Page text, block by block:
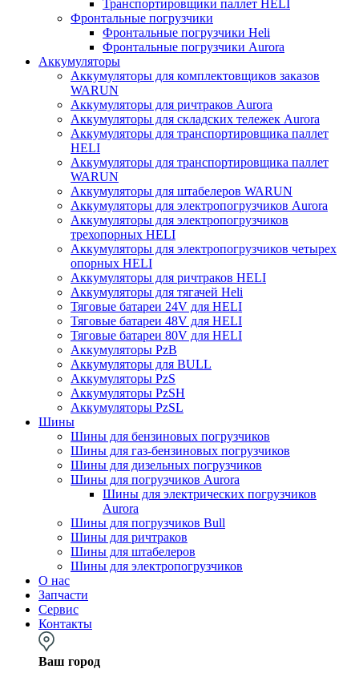
Транспортировщики паллет HELI
Фронтальные погрузчики
Фронтальные погрузчики Heli
Фронтальные погрузчики Aurora
Аккумуляторы
Аккумуляторы для комплектовщиков заказов
WARUN
Аккумуляторы для ричтраков Aurora
Аккумуляторы для складских тележек Aurora
Аккумуляторы для транспортировщика паллет
HELI
Аккумуляторы для транспортировщика паллет
WARUN
Аккумуляторы для штабелеров WARUN
Аккумуляторы для электропогрузчиков Aurora
Аккумуляторы для электропогрузчиков
трехопорных HELI
Аккумуляторы для электропогрузчиков четырех
опорных HELI
Аккумуляторы для ричтраков HELI
Аккумуляторы для тягачей Heli
Тяговые батареи 24V для HELI
Тяговые батареи 48V для HELI
Тяговые батареи 80V для HELI
Аккумуляторы PzB
Аккумуляторы для BULL
Аккумуляторы PzS
Аккумуляторы PzSH
Аккумуляторы PzSL
Шины
Шины для бензиновых погрузчиков
Шины для газ-бензиновых погрузчиков
Шины для дизельных погрузчиков
Шины для погрузчиков Aurora
Шины для электрических погрузчиков
Aurora
Шины для погрузчиков Bull
Шины для ричтраков
Шины для штабелеров
Шины для электропогрузчиков
О нас
Запчасти
Сервис
Контакты
Ваш город